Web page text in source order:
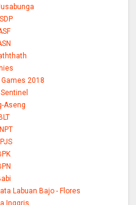
2018
Aseng
BLT
Labuan Bajo - Flores